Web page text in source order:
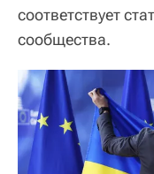
соответствует
сообщества.